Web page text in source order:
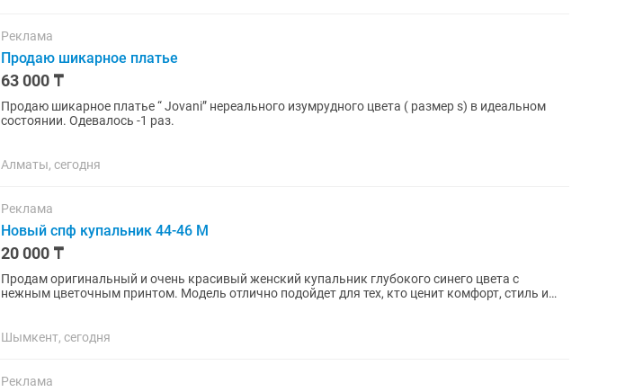
Реклама
Продаю шикарное платье
63 000 ₸
Продаю шикарное платье “ Jovani” нереального изумрудного цвета ( размер s) в идеальном
состоянии. Одевалось -1 раз.
Алматы, сегодня
Реклама
Новый спф купальник 44-46 М
20 000 ₸
Продам оригинальный и очень красивый женский купальник глубокого синего цвета с
нежным цветочным принтом. Модель отлично подойдет для тех, кто ценит комфорт, стиль и
Шымкент, сегодня
Реклама